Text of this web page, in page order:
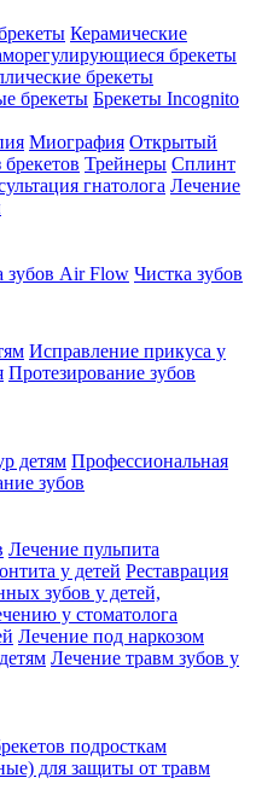
Керамические
брекеты
брекеты
брекеты Брекеты Incognito
Миография Открытый
Трейнеры Сплинт
гнатолога Лечение
зубов Air Flow Чистка зубов
Исправление прикуса у
Протезирование зубов
детям Профессиональная
зубов
Лечение пульпита
у детей Реставрация
зубов у детей,
у стоматолога
Лечение под наркозом
Лечение травм зубов у
подросткам
для защиты от травм